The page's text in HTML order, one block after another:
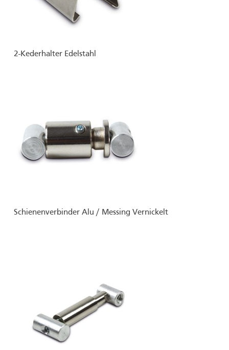
2-Kederhalter Edelstahl
Schienenverbinder Alu / Messing Vernickelt